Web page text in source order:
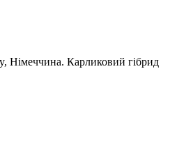
Німеччина. Карликовий гібрид